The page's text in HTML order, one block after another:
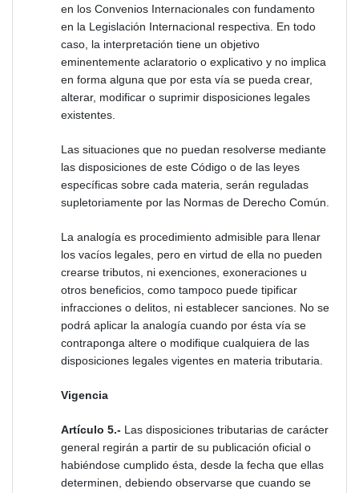
en los Convenios Internacionales con fundamento
en la Legislación Internacional respectiva. En todo
caso, la interpretación tiene un objetivo
eminentemente aclaratorio o explicativo y no implica
en forma alguna que por esta vía se pueda crear,
alterar, modificar o suprimir disposiciones legales
existentes.
Las situaciones que no puedan resolverse mediante
las disposiciones de este Código o de las leyes
específicas sobre cada materia, serán reguladas
supletoriamente por las Normas de Derecho Común.
La analogía es procedimiento admisible para llenar
los vacíos legales, pero en virtud de ella no pueden
crearse tributos, ni exenciones, exoneraciones u
otros beneficios, como tampoco puede tipificar
infracciones o delitos, ni establecer sanciones. No se
podrá aplicar la analogía cuando por ésta vía se
contraponga altere o modifique cualquiera de las
disposiciones legales vigentes en materia tributaria.
Vigencia
Artículo 5.- Las disposiciones tributarias de carácter
general regirán a partir de su publicación oficial o
habiéndose cumplido ésta, desde la fecha que ellas
determinen, debiendo observarse que cuando se